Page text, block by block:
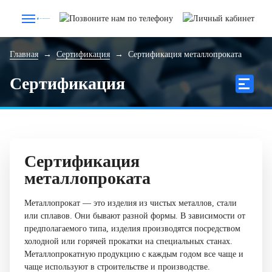
Главная → Сертификация → Сертификация металлопроката
Сертификация
Сертификация
металлопроката
Металлопрокат — это изделия из чистых металлов, стали
или сплавов. Они бывают разной формы. В зависимости от
предполагаемого типа, изделия производятся посредством
холодной или горячей прокатки на специальных станах.
Металлопрокатную продукцию с каждым годом все чаще и
чаще используют в строительстве и производстве.